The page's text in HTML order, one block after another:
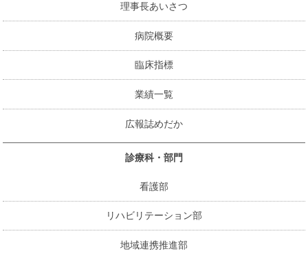
理事長あいさつ
病院概要
臨床指標
業績一覧
広報誌めだか
診療科・部門
看護部
リハビリテーション部
地域連携推進部